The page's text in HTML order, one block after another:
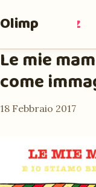
Olimpia Ruiz
Le mie
come
18 Febbraio 2017